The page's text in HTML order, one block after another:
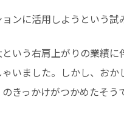
ンに活用しようという試
いう右肩上がりの業績
いました。しかし、お
きっかけがつかめたそう